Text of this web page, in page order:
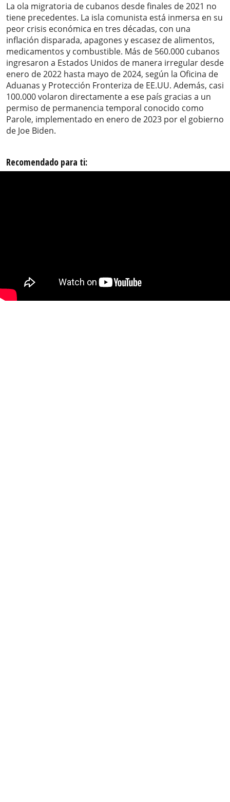
La ola migratoria de cubanos desde finales de 2021 no
tiene precedentes. La isla comunista está inmersa en su
peor crisis económica en tres décadas, con una
inflación disparada, apagones y escasez de alimentos,
medicamentos y combustible. Más de 560.000 cubanos
ingresaron a Estados Unidos de manera irregular desde
enero de 2022 hasta mayo de 2024, según la Oficina de
Aduanas y Protección Fronteriza de EE.UU. Además, casi
100.000 volaron directamente a ese país gracias a un
permiso de permanencia temporal conocido como
Parole, implementado en enero de 2023 por el gobierno
de Joe Biden.
Recomendado para ti: